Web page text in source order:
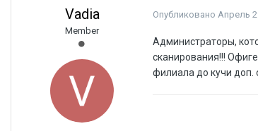
Vadia
Member
Опубликовано Апрель
Администраторы,
сканирования!!!
филиала до кучи доп.